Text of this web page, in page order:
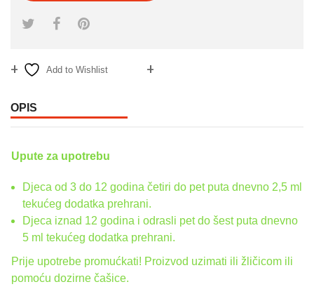
Add to Wishlist
OPIS
Upute za upotrebu
Djeca od 3 do 12 godina četiri do pet puta dnevno 2,5 ml
tekućeg dodatka prehrani.
Djeca iznad 12 godina i odrasli pet do šest puta dnevno
5 ml tekućeg dodatka prehrani.
Prije upotrebe promućkati! Proizvod uzimati ili žličicom ili
pomoću dozirne čašice.